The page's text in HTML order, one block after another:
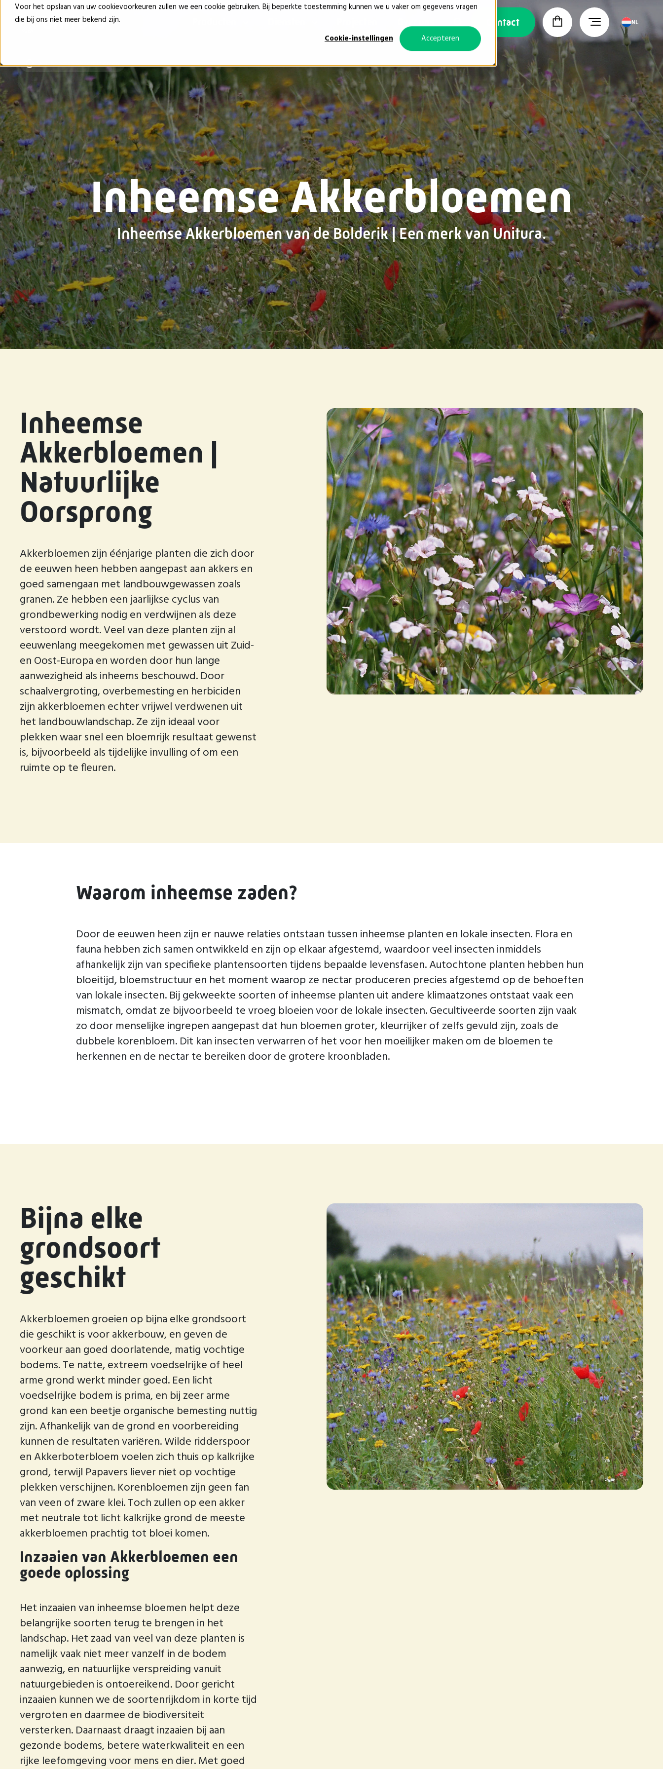
Voor het opslaan van uw cookievoorkeuren zullen we een cookie gebruiken. Bij beperkte toestemming kunnen we u vaker om gegevens vragen
die bij ons niet meer bekend zijn.
Cookie-instellingen
Accepteren
Contact NL
Inheemse Akkerbloemen
Inheemse Akkerbloemen
Inheemse Akkerbloemen van de Bolderik | Een merk van Unitura.
Inheemse
Akkerbloemen |
Natuurlijke
Oorsprong
Akkerbloemen zijn éénjarige planten die zich door
de eeuwen heen hebben aangepast aan akkers en
goed samengaan met landbouwgewassen zoals
granen. Ze hebben een jaarlijkse cyclus van
grondbewerking nodig en verdwijnen als deze
verstoord wordt. Veel van deze planten zijn al
eeuwenlang meegekomen met gewassen uit Zuid-
en Oost-Europa en worden door hun lange
aanwezigheid als inheems beschouwd. Door
schaalvergroting, overbemesting en herbiciden
zijn akkerbloemen echter vrijwel verdwenen uit
het landbouwlandschap. Ze zijn ideaal voor
plekken waar snel een bloemrijk resultaat gewenst
is, bijvoorbeeld als tijdelijke invulling of om een
ruimte op te fleuren.
Waarom inheemse zaden?
Door de eeuwen heen zijn er nauwe relaties ontstaan tussen inheemse planten en lokale insecten. Flora en
fauna hebben zich samen ontwikkeld en zijn op elkaar afgestemd, waardoor veel insecten inmiddels
afhankelijk zijn van specifieke plantensoorten tijdens bepaalde levensfasen. Autochtone planten hebben hun
bloeitijd, bloemstructuur en het moment waarop ze nectar produceren precies afgestemd op de behoeften
van lokale insecten. Bij gekweekte soorten of inheemse planten uit andere klimaatzones ontstaat vaak een
mismatch, omdat ze bijvoorbeeld te vroeg bloeien voor de lokale insecten. Gecultiveerde soorten zijn vaak
zo door menselijke ingrepen aangepast dat hun bloemen groter, kleurrijker of zelfs gevuld zijn, zoals de
dubbele korenbloem. Dit kan insecten verwarren of het voor hen moeilijker maken om de bloemen te
herkennen en de nectar te bereiken door de grotere kroonbladen.
Bijna elke
grondsoort
geschikt
Akkerbloemen groeien op bijna elke grondsoort
die geschikt is voor akkerbouw, en geven de
voorkeur aan goed doorlatende, matig vochtige
bodems. Te natte, extreem voedselrijke of heel
arme grond werkt minder goed. Een licht
voedselrijke bodem is prima, en bij zeer arme
grond kan een beetje organische bemesting nuttig
zijn. Afhankelijk van de grond en voorbereiding
kunnen de resultaten variëren. Wilde ridderspoor
en Akkerboterbloem voelen zich thuis op kalkrijke
grond, terwijl Papavers liever niet op vochtige
plekken verschijnen. Korenbloemen zijn geen fan
van veen of zware klei. Toch zullen op een akker
met neutrale tot licht kalkrijke grond de meeste
akkerbloemen prachtig tot bloei komen.
Inzaaien van Akkerbloemen een
goede oplossing
Het inzaaien van inheemse bloemen helpt deze
belangrijke soorten terug te brengen in het
landschap. Het zaad van veel van deze planten is
namelijk vaak niet meer vanzelf in de bodem
aanwezig, en natuurlijke verspreiding vanuit
natuurgebieden is ontoereikend. Door gericht
inzaaien kunnen we de soortenrijkdom in korte tijd
vergroten en daarmee de biodiversiteit
versterken. Daarnaast draagt inzaaien bij aan
gezonde bodems, betere waterkwaliteit en een
rijke leefomgeving voor mens en dier. Met goed